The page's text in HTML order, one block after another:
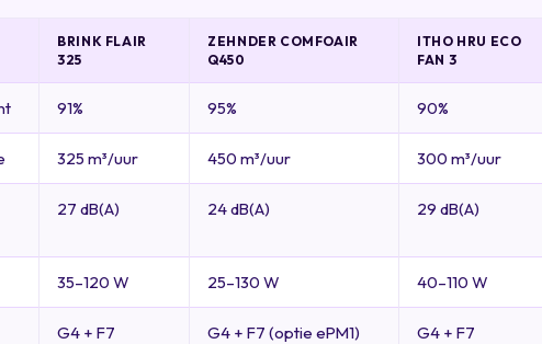
BRINK FLAIR
325
ZEHNDER COMFOAIR
Q450
ITHO HRU ECO
FAN 3
91% 95% 90%
325 m³/uur 450 m³/uur 300 m³/uur
27 dB(A) 24 dB(A) 29 dB(A)
35–120 W 25–130 W 40–110 W
G4 + F7 G4 + F7 (optie ePM1) G4 + F7